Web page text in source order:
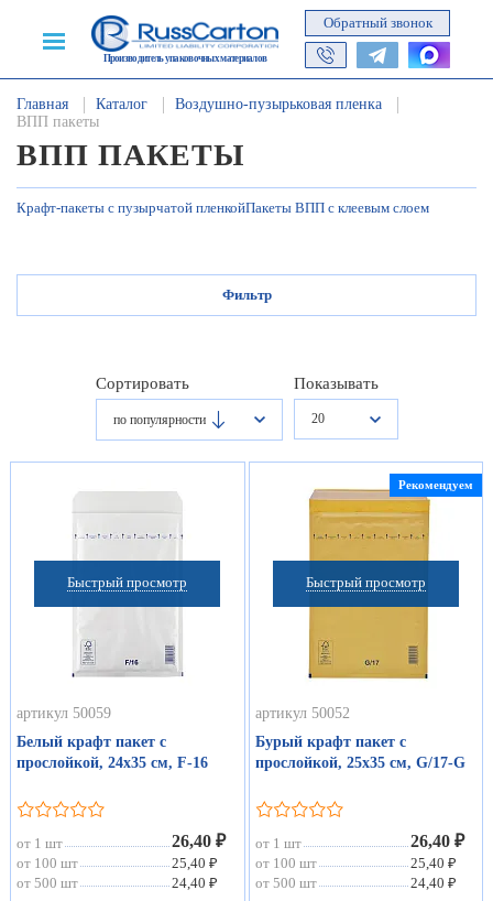
Производитель упаковочных материалов
Обратный звонок
Главная Каталог
Воздушно-пузырьковая пленка
ВПП пакеты
ВПП ПАКЕТЫ
Крафт-пакеты с пузырчатой пленкойПакеты ВПП с клеевым слоем
Фильтр
Сортировать
по популярности
Показывать
20
Быстрый просмотр
артикул 50059
Белый крафт пакет с
прослойкой, 24х35 см, F-16
от 1 шт 26,40 ₽
от 100 шт
25,40 ₽
от 500 шт
24,40 ₽
Быстрый просмотр
Рекомендуем
артикул 50052
Бурый крафт пакет с
прослойкой, 25х35 см, G/17-G
от 1 шт 26,40 ₽
от 100 шт
25,40 ₽
от 500 шт
24,40 ₽